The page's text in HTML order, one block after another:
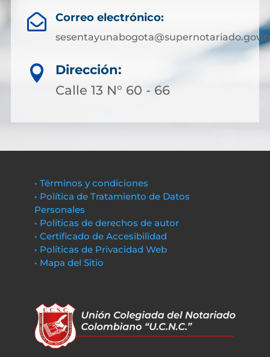
 Correo electrónico:

Dirección:
Calle 13 N° 60 - 66
• Términos y condiciones
• Política de Tratamiento de Datos
Personales
• Políticas de derechos de autor
• Certificado de Accesibilidad
• Políticas de Privacidad Web
• Mapa del Sitio